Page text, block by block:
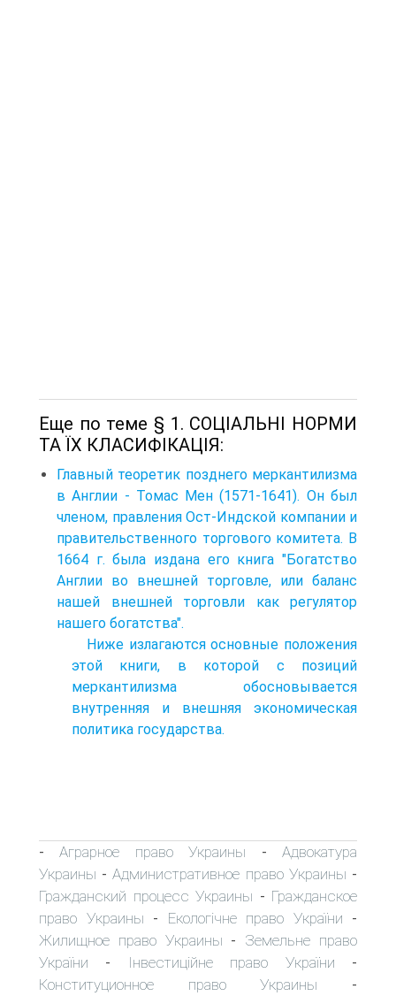
Еще по теме § 1. СОЦІАЛЬНІ НОРМИ
ТА ЇХ КЛАСИФІКАЦІЯ:
Главный теоретик позднего меркантилизма
в Англии - Томас Мен (1571-1641). Он был
членом, правления Ост-Индской компании и
правительственного торгового комитета. В
1664 г. была издана его книга "Богатство
Англии во внешней торговле, или баланс
нашей внешней торговли как регулятор
нашего богатства".
Ниже излагаются основные положения
этой книги, в которой с позиций
меркантилизма обосновывается
внутренняя и внешняя экономическая
политика государства.
-Аграрное право Украины -Адвокатура
Украины -Административное право Украины -
Гражданский процесс Украины - Гражданское
право Украины - Екологічне право України -
Жилищное право Украины - Земельне право
України - Інвестиційне право України -
Конституционное право Украины -